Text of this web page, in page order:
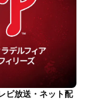
ビ放送・ネット配